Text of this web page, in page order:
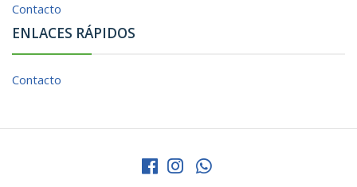
Contacto
ENLACES RÁPIDOS
Contacto